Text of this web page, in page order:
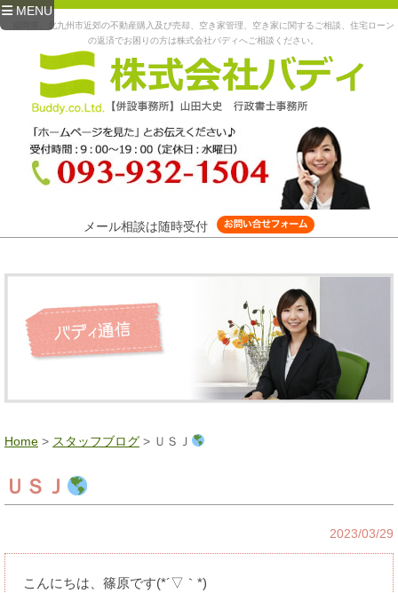
MENU
福岡県、北九州市近郊の不動産購入及び売却、空き家管理、空き家に関するご相談、住宅ローン
の返済でお困りの方は株式会社バディへご相談ください。
メール相談は随時受付
Home > スタッフブログ > ＵＳＪ
ＵＳＪ
2023/03/29
こんにちは、篠原です(*´▽｀*)